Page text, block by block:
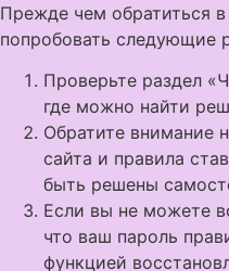
Прежде чем обратиться
попробовать следующие
Проверьте раздел
где можно найти
Обратите внимание
сайта и правила
быть решены
Если вы не можете
что ваш пароль
функцией